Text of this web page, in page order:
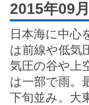
2015年09
日本海に中心
は前線や低気
気圧の谷や上
は一部で雨。
下旬並み。大